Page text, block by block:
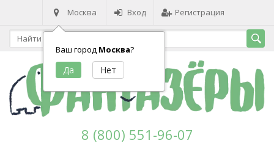
Москва
Ваш город Москва?
Вход Регистрация
8 (800) 551-96-07